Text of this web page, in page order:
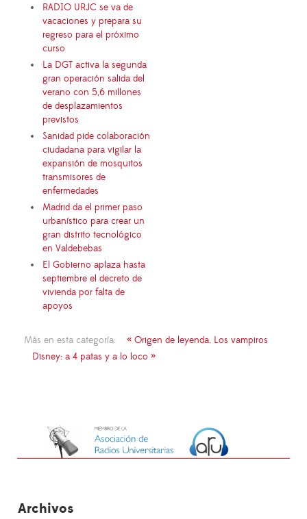
RADIO URJC se va de
vacaciones y prepara su
regreso para el próximo
curso
La DGT activa la segunda
gran operación salida del
verano con 5,6 millones
de desplazamientos
previstos
Sanidad pide colaboración
ciudadana para vigilar la
expansión de mosquitos
transmisores de
enfermedades
Madrid da el primer paso
urbanístico para crear un
gran distrito tecnológico
en Valdebebas
El Gobierno aplaza hasta
septiembre el decreto de
vivienda por falta de
apoyos
Más en esta categoría:
« Origen de leyenda. Los vampiros
Disney: a 4 patas y a lo loco »
Archivos